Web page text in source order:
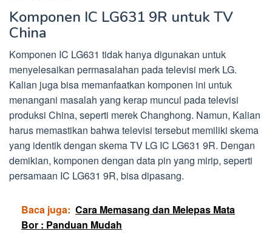
Komponen IC LG631 9R untuk TV
China
Komponen IC LG631 tidak hanya digunakan untuk
menyelesaikan permasalahan pada televisi merk LG.
Kalian juga bisa memanfaatkan komponen ini untuk
menangani masalah yang kerap muncul pada televisi
produksi China, seperti merek Changhong. Namun, Kalian
harus memastikan bahwa televisi tersebut memiliki skema
yang identik dengan skema TV LG IC LG631 9R. Dengan
demikian, komponen dengan data pin yang mirip, seperti
persamaan IC LG631 9R, bisa dipasang.
Baca juga: Cara Memasang dan Melepas Mata
Bor : Panduan Mudah